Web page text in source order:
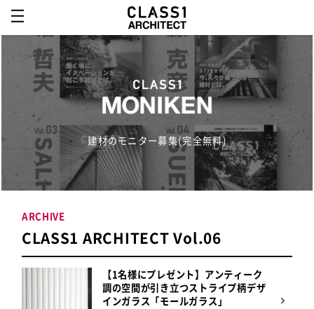
建材のモニター募集(完全無料)
CLASS1 ARCHITECT Vol.06
ARCHIVE
【1名様にプレゼント】アンティーク
調の空間が引き立つストライプ柄デザ
インガラス「モールガラス」